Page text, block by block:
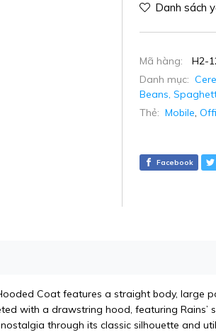
Danh sách
Mã hàng:
H2-
Danh mục:
Beans,
Thẻ: Mobile,
Facebook
Coat features a straight body, large
with a drawstring hood, featuring
through its classic silhouette and